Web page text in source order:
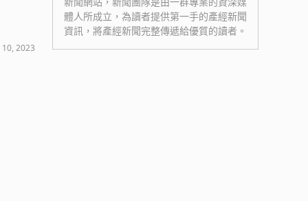
10, 2023
體人所成立，為讀者提供第一手的產經新聞
資訊，將產經新聞完整傳遞給優質的讀者。